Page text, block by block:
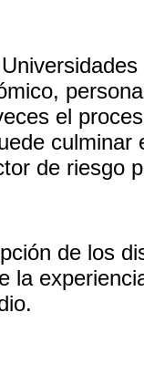
el
de riesgo
de los
la